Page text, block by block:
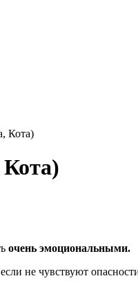
Кота)
очень эмоциональными.
не чувствуют